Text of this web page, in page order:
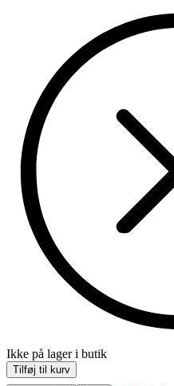
Ikke på lager i butik
Tilføj til kurv